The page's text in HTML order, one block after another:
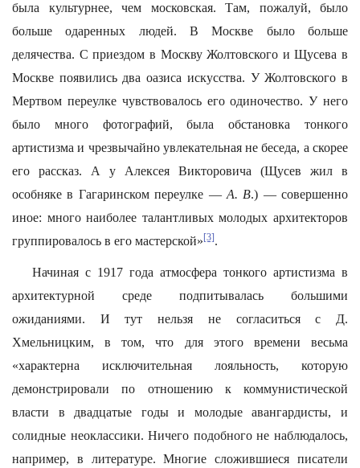
была культурнее, чем московская. Там, пожалуй, было
больше одаренных людей. В Москве было больше
делячества. С приездом в Москву Жолтовского и Щусева в
Москве появились два оазиса искусства. У Жолтовского в
Мертвом переулке чувствовалось его одиночество. У него
было много фотографий, была обстановка тонкого
артистизма и чрезвычайно увлекательная не беседа, а скорее
его рассказ. А у Алексея Викторовича (Щусев жил в
особняке в Гагаринском переулке — А. В.) — совершенно
иное: много наиболее талантливых молодых архитекторов
группировалось в его мастерской»[3].
Начиная с 1917 года атмосфера тонкого артистизма в
архитектурной среде подпитывалась большими
ожиданиями. И тут нельзя не согласиться с Д.
Хмельницким, в том, что для этого времени весьма
«характерна исключительная лояльность, которую
демонстрировали по отношению к коммунистической
власти в двадцатые годы и молодые авангардисты, и
солидные неоклассики. Ничего подобного не наблюдалось,
например, в литературе. Многие сложившиеся писатели